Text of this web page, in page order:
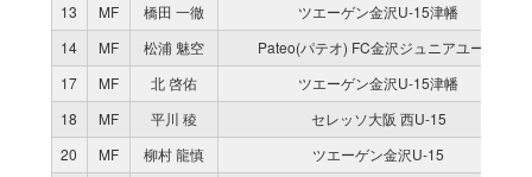
13
MF 橋田 一徹
ツエーゲン金沢U-15津幡
14
MF 松浦 魅空
Pateo(パテオ) FC金沢ジュニアユース
17
MF 北 啓佑
ツエーゲン金沢U-15津幡
18
MF 平川 稜
セレッソ大阪 西U-15
20
MF 柳村 龍慎
ツエーゲン金沢U-15